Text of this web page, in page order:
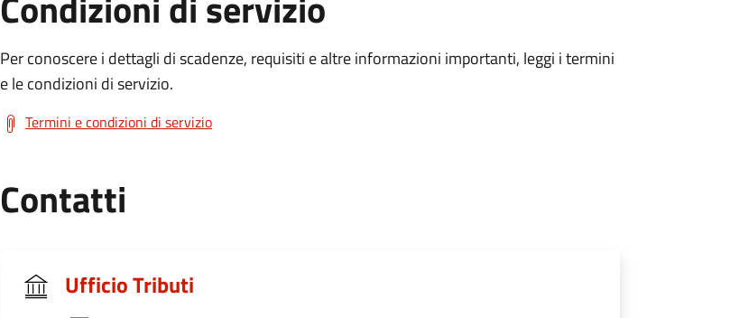
Per conoscere i dettagli di scadenze, requisiti e altre informazioni importanti, leggi i termini
e le condizioni di servizio.
Termini e condizioni di servizio
Contatti
Ufficio Tributi